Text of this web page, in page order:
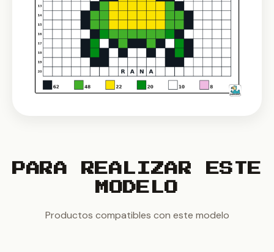
PARA REALIZAR ESTE
MODELO
Productos compatibles con este modelo